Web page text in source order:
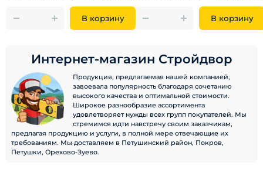
В корзину В корзину
Интернет-магазин Стройдвор
Продукция, предлагаемая нашей компанией,
завоевала популярность благодаря сочетанию
высокого качества и оптимальной стоимости.
Широкое разнообразие ассортимента
удовлетворяет нужды всех групп покупателей. Мы
стремимся идти навстречу своим заказчикам,
предлагая продукцию и услуги, в полной мере отвечающие их
требованиям. Мы доставляем в Петушинский район, Покров,
Петушки, Орехово-Зуево.